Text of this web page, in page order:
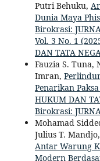
Putri Behuku,
Dunia Maya
Birokrasi:
Vol. 3 No. 1
DAN TATA
Fauzia S. Tuna,
Imran,
Penarikan
HUKUM DAN
Birokrasi:
Mohamad
Julius T. Mandjo,
Antar Warung
Modern